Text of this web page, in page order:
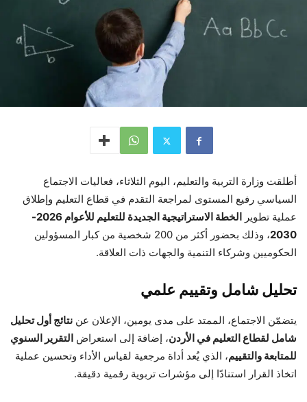
أطلقت وزارة التربية والتعليم، اليوم الثلاثاء، فعاليات الاجتماع
السياسي رفيع المستوى لمراجعة التقدم في قطاع التعليم وإطلاق
عملية تطوير
الخطة الاستراتيجية الجديدة للتعليم للأعوام 2026-
2030
، وذلك بحضور أكثر من 200 شخصية من كبار المسؤولين
الحكوميين وشركاء التنمية والجهات ذات العلاقة.
تحليل شامل وتقييم علمي
يتضمّن الاجتماع، الممتد على مدى يومين، الإعلان عن نتائج أول تحليل
شامل لقطاع التعليم في الأردن، إضافة إلى استعراض التقرير السنوي
للمتابعة والتقييم، الذي يُعد أداة مرجعية لقياس الأداء وتحسين عملية
اتخاذ القرار استنادًا إلى مؤشرات تربوية رقمية دقيقة.